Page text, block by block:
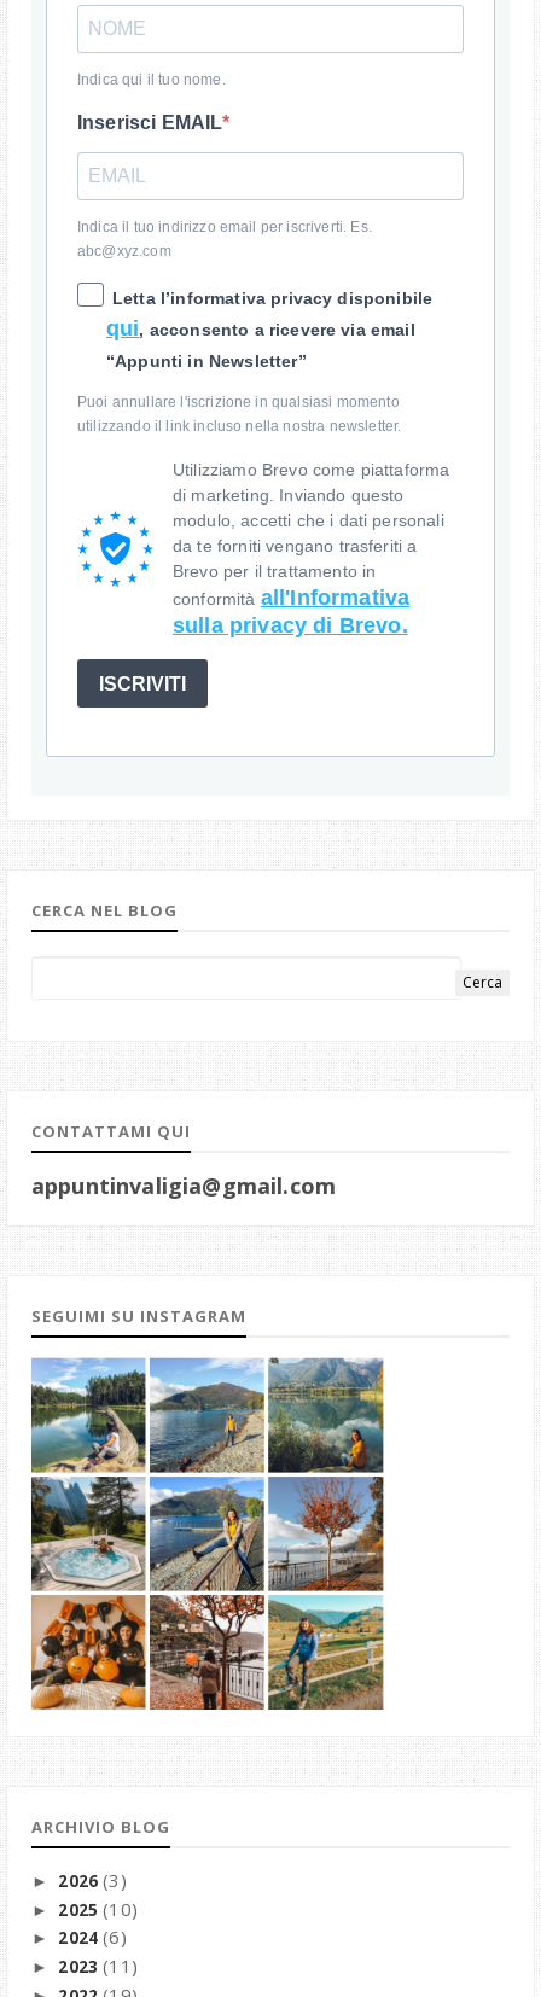
Indica qui il tuo nome.
Inserisci EMAIL
Indica il tuo indirizzo email per iscriverti. Es.
abc@xyz.com
Letta l’informativa privacy disponibile
qui, acconsento a ricevere via email
“Appunti in Newsletter”
Puoi annullare l'iscrizione in qualsiasi momento
utilizzando il link incluso nella nostra newsletter.
Utilizziamo Brevo come piattaforma
di marketing. Inviando questo
modulo, accetti che i dati personali
da te forniti vengano trasferiti a
Brevo per il trattamento in
conformità all'Informativa
sulla privacy di Brevo.
ISCRIVITI
CERCA NEL BLOG
CONTATTAMI QUI
appuntinvaligia@gmail.com
SEGUIMI SU INSTAGRAM
ARCHIVIO BLOG
► 2026(3)
► 2025(10)
► 2024(6)
► 2023(11)